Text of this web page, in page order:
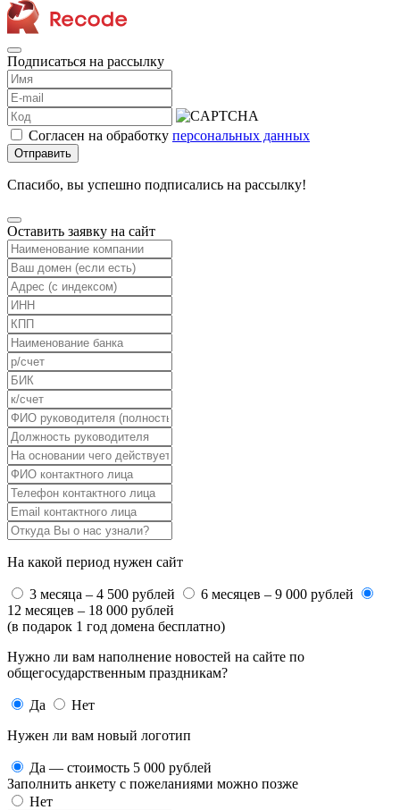
Подписаться на рассылку
Согласен на обработку персональных данных
Отправить
Спасибо, вы успешно подписались на рассылку!
Оставить заявку на сайт
На какой период нужен сайт
3 месяца – 4 500 рублей
6 месяцев – 9 000 рублей
12 месяцев – 18 000 рублей
(в подарок 1 год домена бесплатно)
Нужно ли вам наполнение новостей на сайте по
общегосударственным праздникам?
Да
Нет
Нужен ли вам новый логотип
Да — стоимость 5 000 рублей
Заполнить анкету с пожеланиями можно позже
Нет